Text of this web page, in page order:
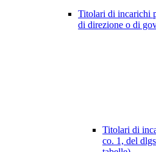
Titolari di incarichi
di direzione o di
Titolari di
co. 1, del